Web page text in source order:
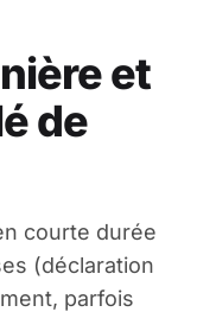
et
de
courte durée
(déclaration
parfois